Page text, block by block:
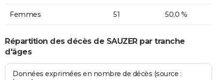
Femmes 51 50,0 %
Répartition des décès de SAUZER par tranche
d'âges
Données exprimées en nombre de décès (source :